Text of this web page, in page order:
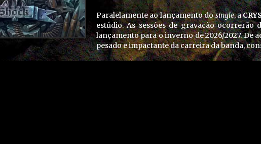
Paralelamente ao lançamento dosingle, a
estúdio. As sessões de gravação
lançamento para o inverno de 2026/2027. De
pesado e impactante da carreira da banda,